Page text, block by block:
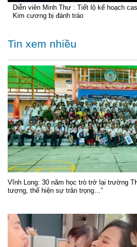
Diễn viên Minh Thư : Tiết lộ kế hoạch
Kim cương bị đánh tráo
Tin xem nhiều
Vĩnh Long: 30 năm học trò trở lại trường
tượng, thể hiện sự trân trọng…”